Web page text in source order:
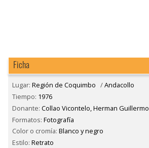
Ficha
Lugar: Región de Coquimbo /Andacollo
Tiempo: 1976
Donante: Collao Vicontelo, Herman Guillermo
Formatos: Fotografía
Color o cromía: Blanco y negro
Estilo: Retrato